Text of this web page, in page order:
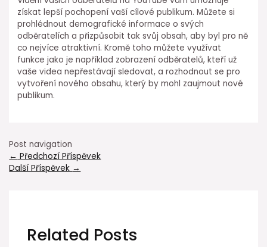
získat lepší pochopení vaší cílové publikum. Můžete si
prohlédnout demografické informace o svých
odběratelích a přizpůsobit tak svůj obsah, aby byl pro ně
co nejvíce atraktivní. Kromě toho můžete využívat
funkce jako je například zobrazení odběratelů, kteří už
vaše videa nepřestávají sledovat, a rozhodnout se pro
vytvoření nového obsahu, který by mohl zaujmout nové
publikum.
Post navigation
← Předchozí Příspěvek
Další Příspěvek →
Related Posts